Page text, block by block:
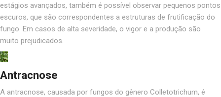
estágios avançados, também é possível observar pequenos pontos
escuros, que são correspondentes a estruturas de frutificação do
fungo. Em casos de alta severidade, o vigor e a produção são
muito prejudicados.
Antracnose
A antracnose, causada por fungos do gênero Colletotrichum, é